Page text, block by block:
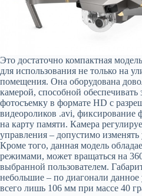
Это достаточно компактная
для использования не только на
помещения. Она оборудована
камерой, способной обеспечивать
фотосъемку в формате HD с
видеороликов .avi, фиксирование
на карту памяти. Камера
управления – допустимо изменять
Кроме того, данная модель
режимами, может вращаться на
выбранной пользователем.
небольшие – по диагонали данное
всего лишь 106 мм при массе 40